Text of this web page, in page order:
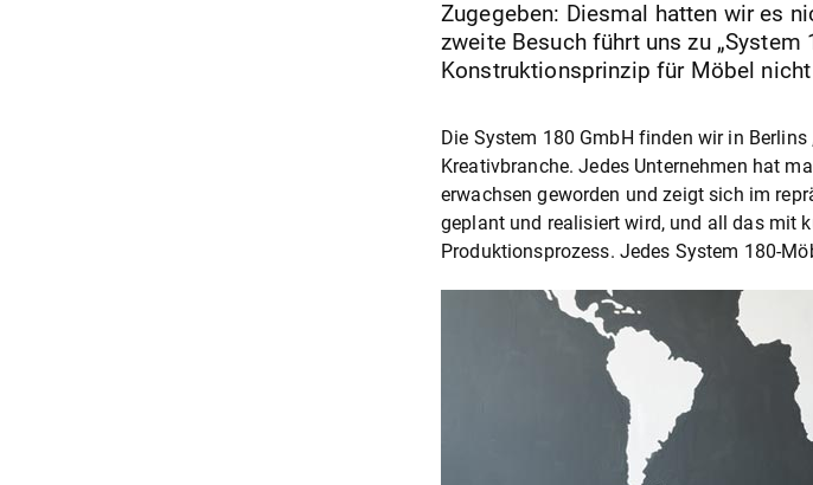
Zugegeben: Diesmal hatten wir es
zweite Besuch führt uns zu
Konstruktionsprinzip für Möbel
Die System 180 GmbH finden wir in
Kreativbranche. Jedes Unternehmen hat
erwachsen geworden und zeigt sich im
geplant und realisiert wird, und all das mit
Produktionsprozess. Jedes System 180-